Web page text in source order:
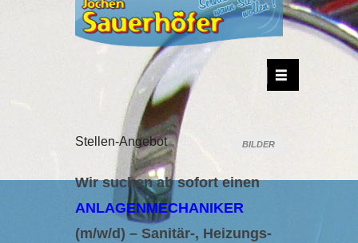
Jochen Sauerhöfer
Sanitär-Kundendienst + Gasgeräte Service
Stellen-Angebot BILDER
Wir suchen ab sofort einen
ANLAGENMECHANIKER
(m/w/d) – Sanitär-, Heizungs-